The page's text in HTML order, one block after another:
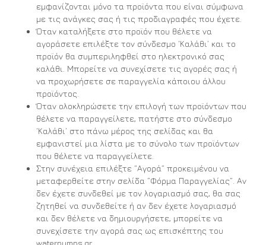
εμφανίζονται μόνο τα προϊόντα που είναι σύμφωνα
με τις ανάγκες σας ή τις προδιαγραφές που έχετε.
Όταν καταλήξετε στο προϊόν που θέλετε να
αγοράσετε επιλέξτε τον σύνδεσμο ‘Καλάθι’ και το
προϊόν θα συμπεριληφθεί στο ηλεκτρονικό σας
καλάθι. Μπορείτε να συνεχίσετε τις αγορές σας ή
να προχωρήσετε σε παραγγελία κάποιου άλλου
προϊόντος.
Όταν ολοκληρώσετε την επιλογή των προϊόντων που
θέλετε να παραγγείλετε, πατήστε στο σύνδεσμο
‘Καλάθι’ στο πάνω μέρος της σελίδας και θα
εμφανιστεί μια λίστα με το σύνολο των προϊόντων
που θέλετε να παραγγείλετε.
Στην συνέχεια επιλέξτε ”Αγορά” προκειμένου να
μεταφερθείτε στην σελίδα ”Φόρμα Παραγγελίας”. Αν
δεν έχετε συνδεθεί με τον λογαριασμό σας, θα σας
ζητηθεί να συνδεθείτε ή αν δεν έχετε λογαριασμό
και δεν θέλετε να δημιουργήσετε, μπορείτε να
συνεχίσετε την αγορά σας ως επισκέπτης του
waterpumps.gr.